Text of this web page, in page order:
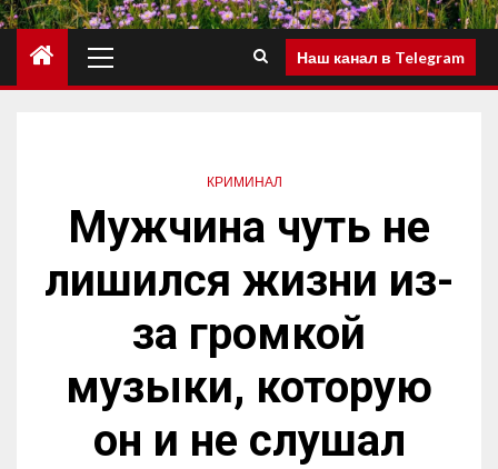
Наш канал в Telegram
КРИМИНАЛ
Мужчина чуть не
лишился жизни из-
за громкой
музыки, которую
он и не слушал